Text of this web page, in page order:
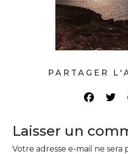
PARTAGER
Laisser un
Votre adresse e-mail ne sera